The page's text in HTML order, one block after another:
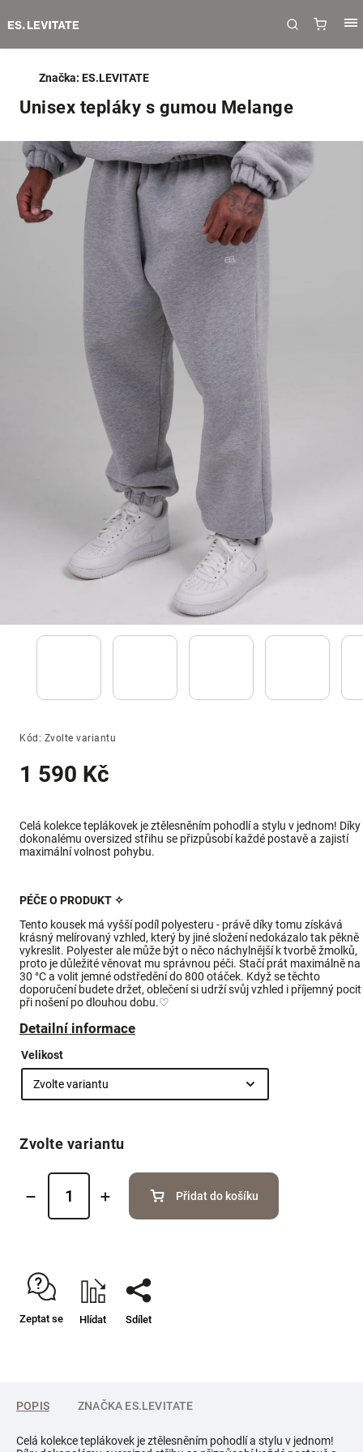
Unisex tepláky s gumou Melange
Kód: Zvolte variantu
1 590 Kč
Celá kolekce teplákovek je ztělesněním pohodlí a stylu v jednom! Díky
dokonalému oversized střihu se přizpůsobí každé postavě a zajistí
maximální volnost pohybu.
PÉČE O PRODUKT ✧
Tento kousek má vyšší podíl polyesteru - právě díky tomu získává
krásný melírovaný vzhled, který by jiné složení nedokázalo tak pěkně
vykreslit. Polyester ale může být o něco náchylnější k tvorbě žmolků,
proto je důležité věnovat mu správnou péči. Stačí prát maximálně na
30 °C a volit jemné odstředění do 800 otáček. Když se těchto
doporučení budete držet, oblečení si udrží svůj vzhled i příjemný pocit
při nošení po dlouhou dobu.♡
Detailní informace
Značka: ES.LEVITATE
Velikost
Zvolte variantu
Přidat do košíku
Zeptat se Hlídat Sdílet
POPIS ZNAČKA ES.LEVITATE
Celá kolekce teplákovek je ztělesněním pohodlí a stylu v jednom!